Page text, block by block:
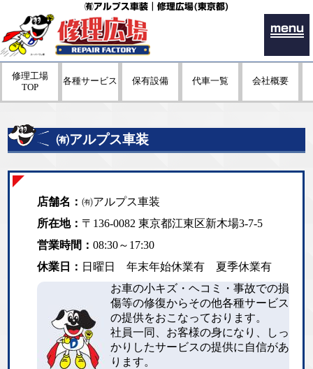
㈲アルプス車装｜修理広場(東京都)
menu
修理工場
TOP
各種サービス 保有設備 代車一覧 会社概要
㈲アルプス車装
店舗名：㈲アルプス車装
所在地： 〒136-0082 東京都江東区新木場3-7-5
営業時間：08:30～17:30
休業日： 日曜日 年末年始休業有 夏季休業有
お車の小キズ・ヘコミ・事故での損
傷等の修復からその他各種サービス
の提供をおこなっております。
社員一同、お客様の身になり、しっ
かりしたサービスの提供に自信があ
ります。